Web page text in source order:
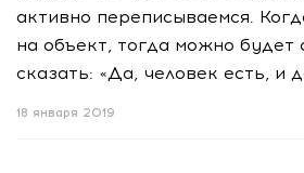
активно переписываемся.
на объект, тогда можно будет
сказать: «Да, человек есть, и
18 января 2019